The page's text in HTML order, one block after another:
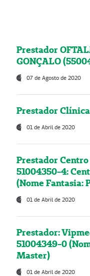
Prestador
GONÇALO
07 de Agosto de 2020
Prestador
01 de Abril de 2020
Prestador
51004350-4:
(Nome Fantasia:
01 de Abril de 2020
Prestador:
51004349-0
Master)
01 de Abril de 2020